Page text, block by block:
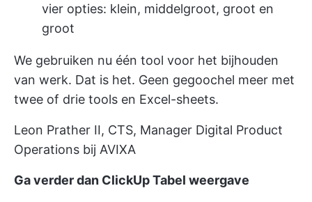
vier opties: klein, middelgroot, groot en
groot
We gebruiken nu één tool voor het bijhouden
van werk. Dat is het. Geen gegoochel meer met
twee of drie tools en Excel-sheets.
Leon Prather II, CTS, Manager Digital Product
Operations bij AVIXA
Ga verder dan ClickUp Tabel weergave